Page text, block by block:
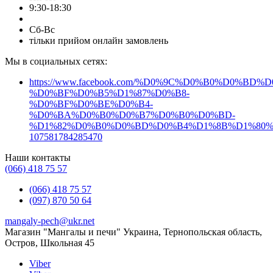
купить мангал раскладной
купить мангал для шашлыка
раскладной мангал
купить мангал разборный
мангал купить львов
шампура в кейсе
Набор для барбекю
купить набор шампуров
шампура набор
набор для барбекю
набор шампуров
купить набор шампуров на подарок
набор для шампуров
подарочный набор шампуров
набор шампуров охотничий
набор шампуров нож топор
набор шампуров с топором
набор шампуров для мужчины
9:30-18:30
Сб-Вс
тільки прийом онлайн замовлень
Мы в социальных сетях:
https://www.facebook.com/
%D0%BF%D0%B5%D1%87%D0%B8-
%D0%BF%D0%BE%D0%B4-
%D0%BA%D0%B0%D0%B7%D0%B0%D0%BD-
107581784285470
Наши контакты
(066) 418 75 57
(066) 418 75 57
(097) 870 50 64
mangaly-pech@ukr.net
Магазин "Мангалы и печи" Украина, Тернопольская область,
Остров, Школьная 45
Viber